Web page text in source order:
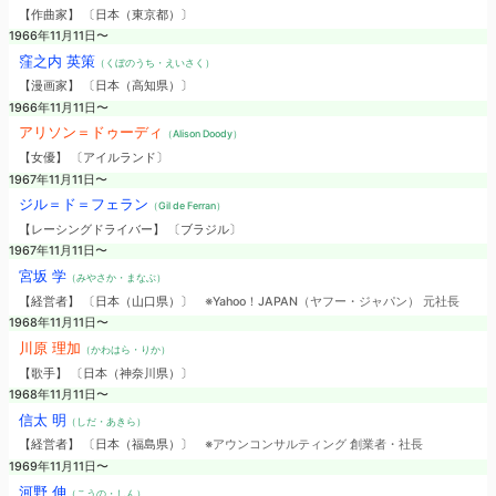
【作曲家】 〔日本（東京都）〕
1966年11月11日〜
窪之内 英策 （くぼのうち・えいさく）
【漫画家】 〔日本（高知県）〕
1966年11月11日〜
アリソン＝ドゥーディ （Alison Doody）
【女優】 〔アイルランド〕
1967年11月11日〜
ジル＝ド＝フェラン （Gil de Ferran）
【レーシングドライバー】 〔ブラジル〕
1967年11月11日〜
宮坂 学（みやさか・まなぶ）
【経営者】 〔日本（山口県）〕 ※Yahoo！JAPAN（ヤフー・ジャパン） 元社長
1968年11月11日〜
川原 理加 （かわはら・りか）
【歌手】 〔日本（神奈川県）〕
1968年11月11日〜
信太 明 （しだ・あきら）
【経営者】 〔日本（福島県）〕 ※アウンコンサルティング 創業者・社長
1969年11月11日〜
河野 伸 （こうの・しん）